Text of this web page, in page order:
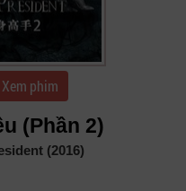
phim
(Phần 2)
(2016)